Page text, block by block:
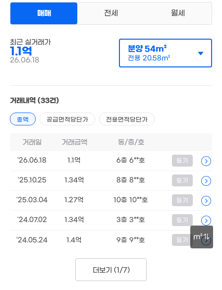
8,640만
46m²
매매 1억 1000만원
전용21m²
44m²
4.3억
47m²
4.6억
'12. 06
m²
매매 전세 월세
최근 실거래가
1.1억
26.06.18
분양54m²
전용 20.58m²
거래내역 (33건)
총액 공급면적당단가 전용면적당단가
거래일 거래금액 동/층/호
'26.06.18 1.1억 6층 6**호 등기
'25.10.25 1.34억 8층 8**호 등기
'25.03.04 1.27억 10층 10**호 등기
'24.07.02 1.34억 3층 3**호 등기
'24.05.24 1.4억 9층 9**호 등기
더보기 (1/7)